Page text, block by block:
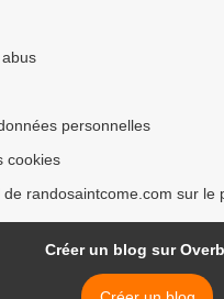
personnelles
cookies
de randosaintcome.com sur le
Créer un blog sur